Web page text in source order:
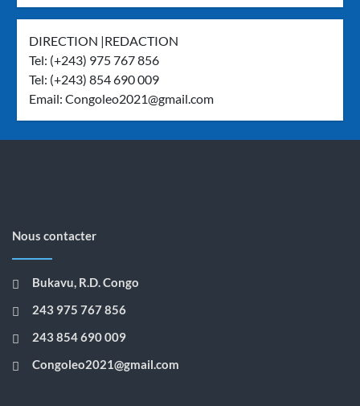
DIRECTION |REDACTION
Tel: (+243) 975 767 856
Tel: (+243) 854 690 009
Email:Congoleo2021@gmail.com
Nous contacter
Bukavu, R.D. Congo
243 975 767 856
243 854 690 009
Congoleo2021@gmail.com